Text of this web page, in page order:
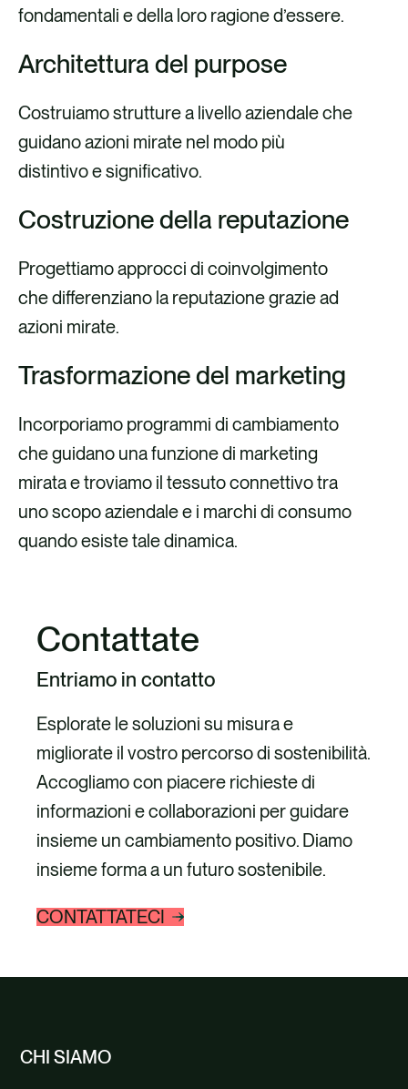
fondamentali e della loro ragione d’essere.
Architettura del purpose
Costruiamo strutture a livello aziendale che
guidano azioni mirate nel modo più
distintivo e significativo.
Costruzione della reputazione
Progettiamo approcci di coinvolgimento
che differenziano la reputazione grazie ad
azioni mirate.
Trasformazione del marketing
Incorporiamo programmi di cambiamento
che guidano una funzione di marketing
mirata e troviamo il tessuto connettivo tra
uno scopo aziendale e i marchi di consumo
quando esiste tale dinamica.
Contattate
Entriamo in contatto
Esplorate le soluzioni su misura e
migliorate il vostro percorso di sostenibilità.
Accogliamo con piacere richieste di
informazioni e collaborazioni per guidare
insieme un cambiamento positivo. Diamo
insieme forma a un futuro sostenibile.
CONTATTATECI
CHI SIAMO